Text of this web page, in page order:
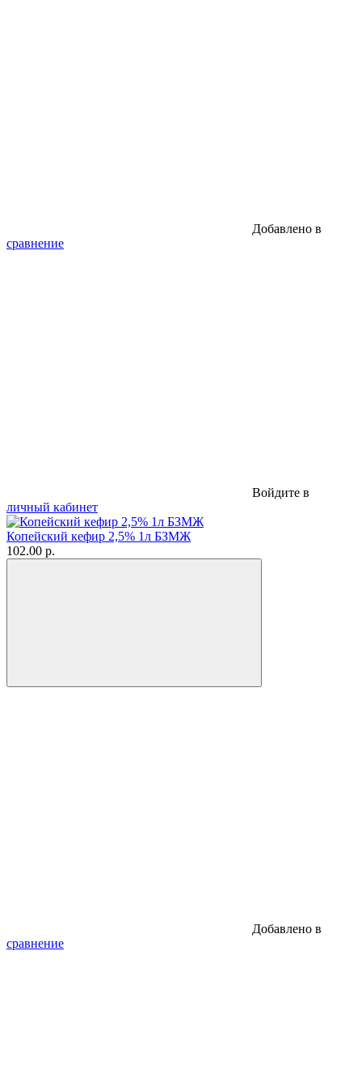
Добавлено в
сравнение
Войдите в
личный кабинет
Копейский кефир 2,5% 1л БЗМЖ
102.00 р.
Добавлено в
сравнение